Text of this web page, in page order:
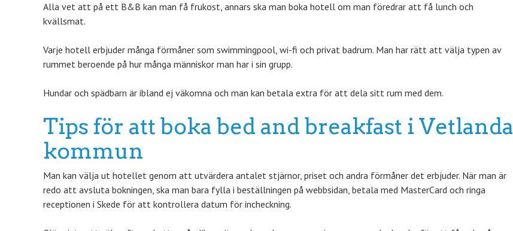
Alla vet att på ett B&B kan man få frukost, annars ska man boka hotell om man föredrar att få lunch och
kvällsmat.
Varje hotell erbjuder många förmåner som swimmingpool, wi-fi och privat badrum. Man har rätt att välja typen av
rummet beroende på hur många människor man har i sin grupp.
Hundar och spädbarn är ibland ej väkomna och man kan betala extra för att dela sitt rum med dem.
Tips för att boka bed and breakfast i Vetlanda
kommun
Man kan välja ut hotellet genom att utvärdera antalet stjärnor, priset och andra förmåner det erbjuder. När man är
redo att avsluta bokningen, ska man bara fylla i beställningen på webbsidan, betala med MasterCard och ringa
receptionen i Skede för att kontrollera datum för incheckning.